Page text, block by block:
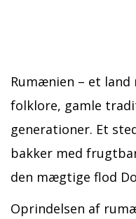
Rumænien – et land
folklore, gamle
generationer. Et
bakker med
den mægtige flod
Oprindelsen af